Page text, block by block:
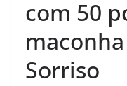
com 50
Sorriso